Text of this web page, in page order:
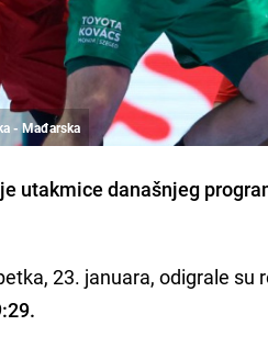
- Mađarska
utakmice današnjeg
23. januara, odigrale su